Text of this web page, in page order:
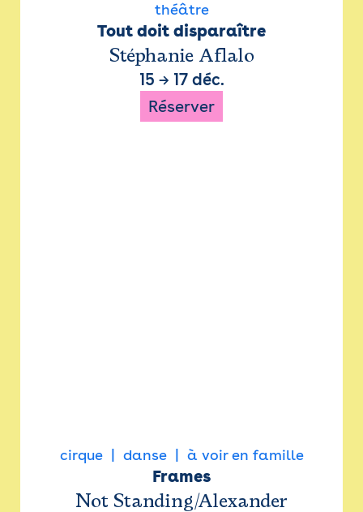
théâtre
Tout doit disparaître
Stéphanie Aflalo
15 → 17 déc.
Réserver
cirque danse à voir en famille
Frames
Not Standing/Alexander